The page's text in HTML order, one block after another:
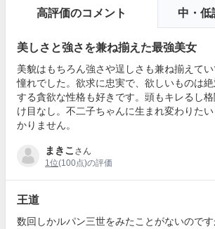
高評価のコメント 中・低
美しさと強さを兼ね揃えた最強美女
美貌はもちろん強さや逞しさも兼ね揃えて
憧れでした。欲求に忠実で、欲しいものは
する貪欲な性格も好きです。頭もキレるし
け目なし。不二子ちゃんに生まれ変わりた
かりません。
まきこ さん
1位(100点)の評価
王道
数回しかルパン三世をみたことがないので